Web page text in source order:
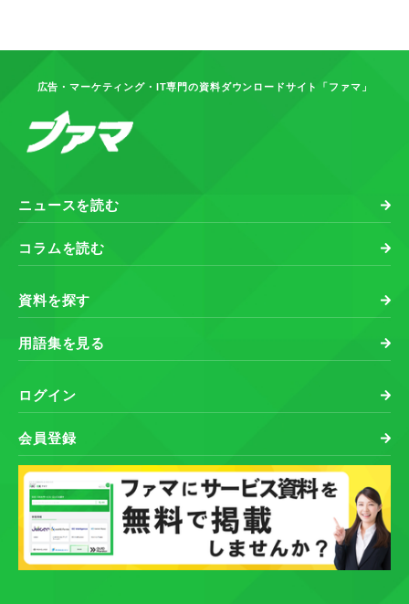
広告・マーケティング・IT専門の資料ダウンロードサイト「ファマ」
ニュースを読む
コラムを読む
資料を探す
用語集を見る
ログイン
会員登録